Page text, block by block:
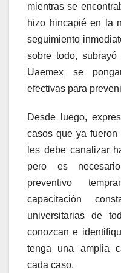
mientras se
hizo hincapié en la
seguimiento
sobre todo,
Uaemex se
efectivas para
Desde luego,
casos que ya
les debe canalizar
pero es
preventivo
capacitación
universitarias de
conozcan e
tenga una amplia
cada caso.